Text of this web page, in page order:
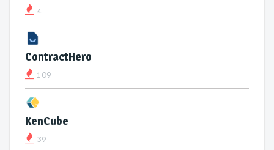
4
ContractHero
109
KenCube
39